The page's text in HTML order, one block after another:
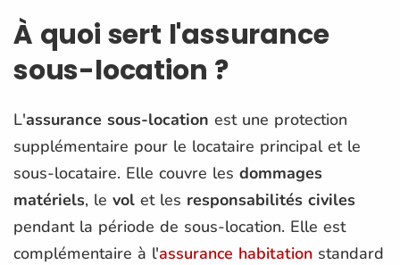
À quoi sert l'assurance
sous-location ?
L'assurance sous-location est une protection
supplémentaire pour le locataire principal et le
sous-locataire. Elle couvre les dommages
matériels, le vol et les responsabilités civiles
pendant la période de sous-location. Elle est
complémentaire à l'assurance habitation standard